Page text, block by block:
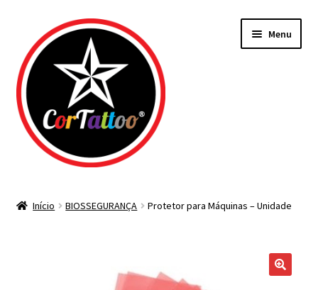
para
navegação
para
o
conteúdo
Menu
Início BIOSSEGURANÇA Protetor para Máquinas – Unidade